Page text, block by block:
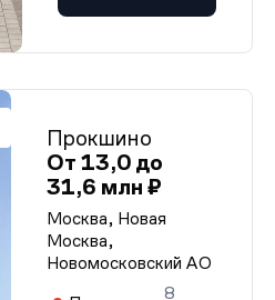
Прокшино
От 13,0 до
31,6 млн ₽
Москва, Новая
Москва,
Новомосковский АО
8